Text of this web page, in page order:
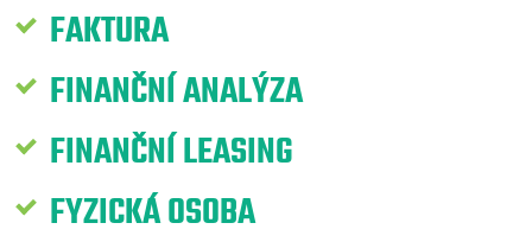
FAKTURA
FINANČNÍ ANALÝZA
FINANČNÍ LEASING
FYZICKÁ OSOBA